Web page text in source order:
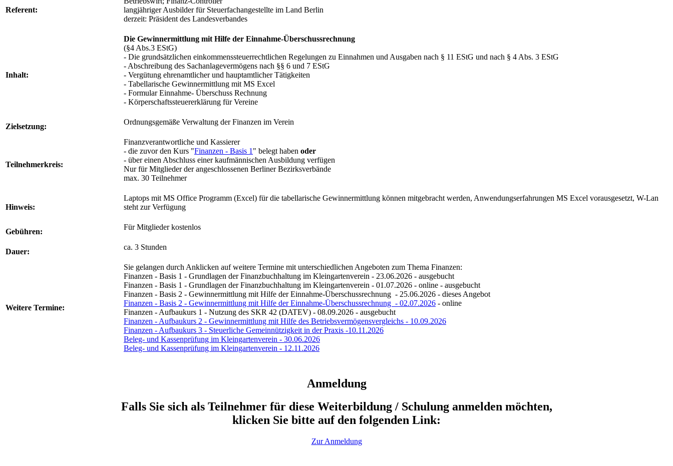
Referent:
langjähriger Ausbilder für Steuerfachangestellte im Land Berlin
derzeit: Präsident des Landesverbandes
Inhalt:
Die Gewinnermittlung mit Hilfe der Einnahme-Überschussrechnung
(§4 Abs.3 EStG)
- Die grundsätzlichen einkommenssteuerrechtlichen Regelungen zu Einnahmen und Ausgaben nach § 11 EStG und nach § 4 Abs. 3 EStG
- Abschreibung des Sachanlagevermögens nach §§ 6 und 7 EStG
- Vergütung ehrenamtlicher und hauptamtlicher Tätigkeiten
- Tabellarische Gewinnermittlung mit MS Excel
- Formular Einnahme- Überschuss Rechnung
- Körperschaftssteuererklärung für Vereine
Zielsetzung:
Ordnungsgemäße Verwaltung der Finanzen im Verein
Teilnehmerkreis:
Finanzverantwortliche und Kassierer
- die zuvor den Kurs "Finanzen - Basis 1 " belegt haben oder
- über einen Abschluss einer kaufmännischen Ausbildung verfügen
Nur für Mitglieder der angeschlossenen Berliner Bezirksverbände
max. 30 Teilnehmer
Hinweis:
Laptops mit MS Office Programm (Excel) für die tabellarische Gewinnermittlung können mitgebracht werden, Anwendungserfahrungen MS Excel vorausgesetzt, W-Lan
steht zur Verfügung
Gebühren:
Für Mitglieder kostenlos
Dauer:
ca. 3 Stunden
Weitere Termine:
Sie gelangen durch Anklicken auf weitere Termine mit unterschiedlichen Angeboten zum Thema Finanzen:
Finanzen - Basis 1 - Grundlagen der Finanzbuchhaltung im Kleingartenverein - 23.06.2026 - ausgebucht
Finanzen - Basis 1 - Grundlagen der Finanzbuchhaltung im Kleingartenverein - 01.07.2026 - online - ausgebucht
Finanzen - Basis 2 - Gewinnermittlung mit Hilfe der Einnahme-Überschussrechnung - 25.06.2026 - dieses Angebot
Finanzen - Basis 2 - Gewinnermittlung mit Hilfe der Einnahme-Überschussrechnung - 02.07.2026 - online
Finanzen - Aufbaukurs 1 - Nutzung des SKR 42 (DATEV) - 08.09.2026 - ausgebucht
Finanzen - Aufbaukurs 2 - Gewinnermittlung mit Hilfe des Betriebsvermögensvergleichs - 10.09.2026
Finanzen - Aufbaukurs 3 - Steuerliche Gemeinnützigkeit in der Praxis -10.11.2026
Beleg- und Kassenprüfung im Kleingartenverein - 30.06.2026
Beleg- und Kassenprüfung im Kleingartenverein - 12.11.2026
Anmeldung
Falls Sie sich als Teilnehmer für diese Weiterbildung / Schulung anmelden möchten,
klicken Sie bitte auf den folgenden Link:
Zur Anmeldung